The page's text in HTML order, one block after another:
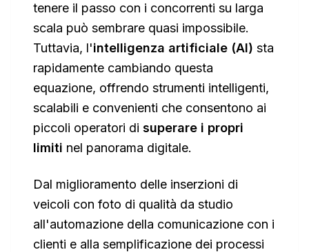
tenere il passo con i concorrenti su larga
scala può sembrare quasi impossibile.
Tuttavia, l'intelligenza artificiale (AI) sta
rapidamente cambiando questa
equazione, offrendo strumenti intelligenti,
scalabili e convenienti che consentono ai
piccoli operatori di superare i propri
limiti nel panorama digitale.
Dal miglioramento delle inserzioni di
veicoli con foto di qualità da studio
all'automazione della comunicazione con i
clienti e alla semplificazione dei processi